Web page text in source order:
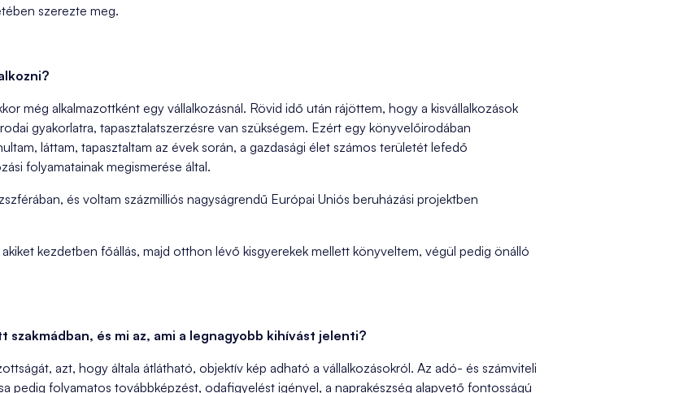
szerezte meg.
még alkalmazottként egy vállalkozásnál. Rövid idő után rájöttem, hogy a kisvállalkozások
gyakorlatra, tapasztalatszerzésre van szükségem. Ezért egy könyvelőirodában
láttam, tapasztaltam az évek során, a gazdasági élet számos területét lefedő
folyamatainak megismerése által.
és voltam százmilliós nagyságrendű Európai Uniós beruházási projektben
kezdetben főállás, majd otthon lévő kisgyerekek mellett könyveltem, végül pedig önálló
szakmádban, és mi az, ami a legnagyobb kihívást jelenti?
azt, hogy általa átlátható, objektív kép adható a vállalkozásokról. Az adó- és számviteli
pedig folyamatos továbbképzést, odafigyelést igényel, a naprakészség alapvető fontosságú